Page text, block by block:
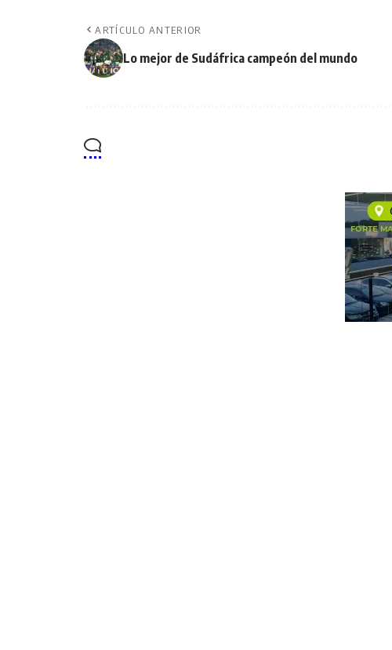
ARTÍCULO ANTERIOR
Lo mejor de Sudáfrica campeón del mundo